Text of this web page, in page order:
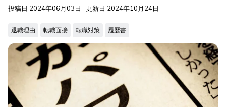
投稿日 2024年06月03日 更新日 2024年10月24日
退職理由 転職面接 転職対策 履歴書